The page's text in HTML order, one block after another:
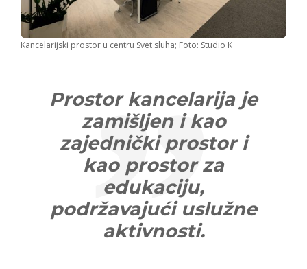
Kancelarijski prostor u centru Svet sluha; Foto: Studio K
Prostor kancelarija je
zamišljen i kao
zajednički prostor i
kao prostor za
edukaciju,
podržavajući uslužne
aktivnosti.